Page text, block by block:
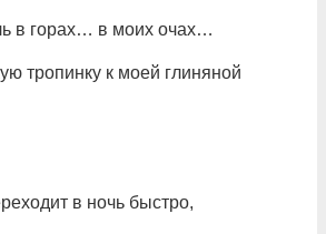
в горах… в моих очах…
тропинку к моей глиняной
в ночь быстро,